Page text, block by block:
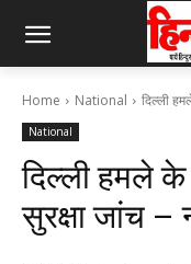
Home National दिल्ली
National
दिल्ली हमले के
सुरक्षा जांच